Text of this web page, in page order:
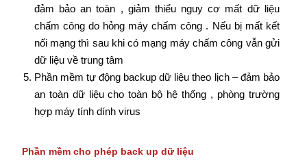
đảm bảo an toàn , giảm thiểu nguy cơ mất dữ liệu
chấm công do hỏng máy chấm công . Nếu bị mất kết
nối mạng thì sau khi có mạng máy chấm công vẫn gửi
dữ liệu về trung tâm
Phần mềm tự động backup dữ liệu theo lịch – đảm bảo
an toàn dữ liệu cho toàn bộ hệ thống , phòng trường
hợp máy tính dính virus
Phần mềm cho phép back up dữ liệu